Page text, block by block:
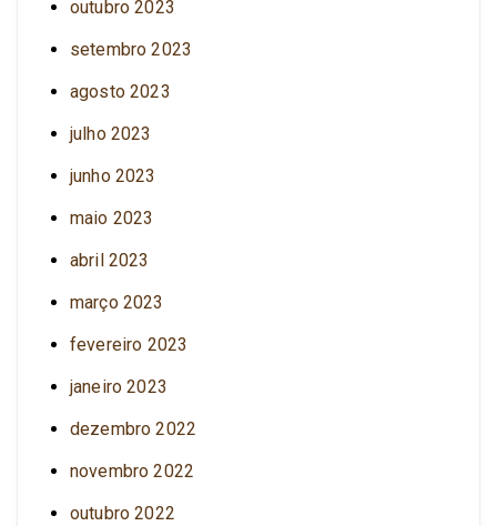
outubro 2023
setembro 2023
agosto 2023
julho 2023
junho 2023
maio 2023
abril 2023
março 2023
fevereiro 2023
janeiro 2023
dezembro 2022
novembro 2022
outubro 2022